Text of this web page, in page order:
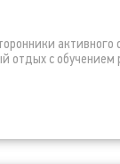
активного
отдых с обучением